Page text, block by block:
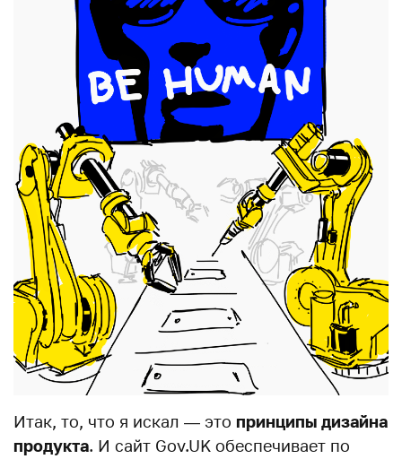
Итак, то, что я искал — это принципы дизайна
продукта. И сайт Gov.UK обеспечивает по